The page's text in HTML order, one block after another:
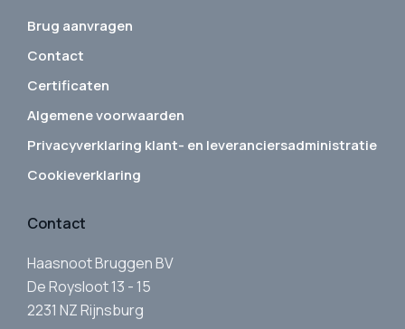
Brug aanvragen
Contact
Certificaten
Algemene voorwaarden
Privacyverklaring klant- en leveranciersadministratie
Cookieverklaring
Contact
Haasnoot Bruggen BV
De Roysloot 13 - 15
2231 NZ Rijnsburg